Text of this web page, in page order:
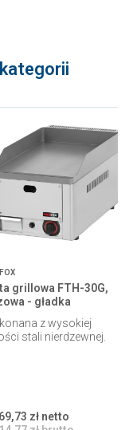
grillowa FTH-30G,
- gładka
z wysokiej
stali nierdzewnej.
zł netto